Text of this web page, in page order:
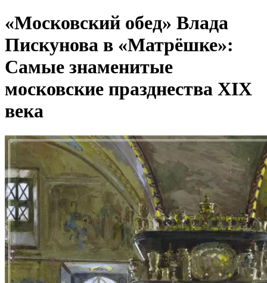
«Московский обед» Влада
Пискунова в «Матрёшке»:
Самые знаменитые
московские празднества XIX
века